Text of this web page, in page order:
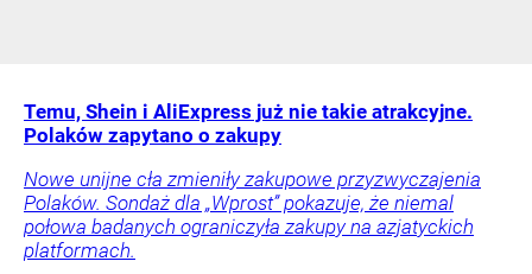
Temu, Shein i AliExpress już nie takie atrakcyjne.
Polaków zapytano o zakupy
Nowe unijne cła zmieniły zakupowe przyzwyczajenia
Polaków. Sondaż dla „Wprost” pokazuje, że niemal
połowa badanych ograniczyła zakupy na azjatyckich
platformach.